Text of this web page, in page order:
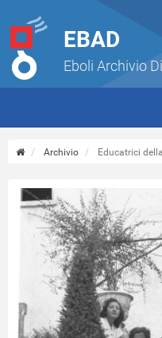
EBAD
Eboli Archivio
Archivio Educatrici